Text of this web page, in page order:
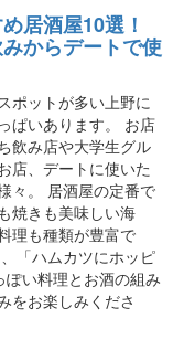
居酒屋10選！
からデートで使
ポットが多い上野に
ぱいあります。 お店
飲み店や大学生グル
店、デートに使いた
々。 居酒屋の定番で
焼きも美味しい海
理も種類が豊富で
「ハムカツにホッピ
い料理とお酒の組み
をお楽しみくださ